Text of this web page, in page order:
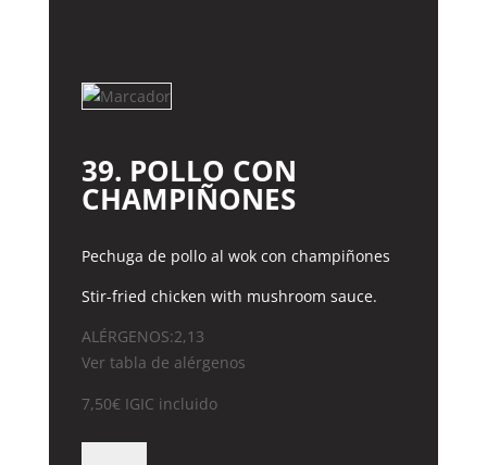
39. POLLO CON
CHAMPIÑONES
Pechuga de pollo al wok con champiñones
Stir-fried chicken with mushroom sauce.
ALÉRGENOS:2,13
Ver tabla de alérgenos
7,50€ IGIC incluido